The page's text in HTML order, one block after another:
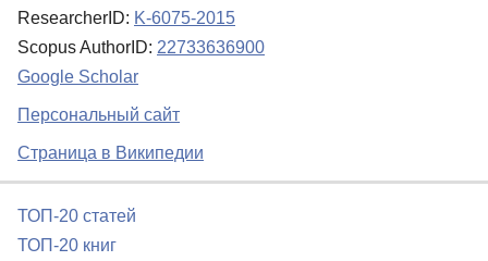
ResearcherID: K-6075-2015
Scopus AuthorID: 22733636900
Google Scholar
Персональный сайт
Страница в Википедии
ТОП-20 статей
ТОП-20 книг